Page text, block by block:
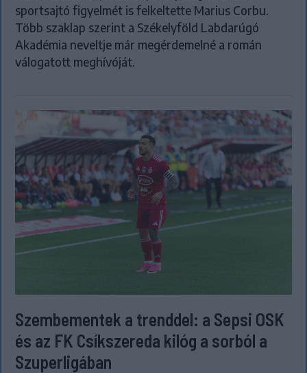
sportsajtó figyelmét is felkeltette Marius Corbu.
Több szaklap szerint a Székelyföld Labdarúgó
Akadémia neveltje már megérdemelné a román
válogatott meghívóját.
Szembementek a trenddel: a Sepsi OSK
és az FK Csíkszereda kilóg a sorból a
Szuperligában